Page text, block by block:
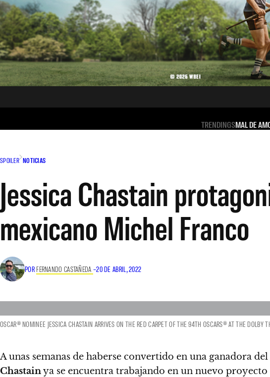
TRENDINGSMAL DE
SPOILER NOTICIAS
Jessica Chastain
mexicano Michel Franco
POR FERNANDO CASTAÑEDA –20 DE ABRIL, 2022
OSCAR® NOMINEE JESSICA CHASTAIN ARRIVES ON THE RED CARPET OF THE 94TH OSCARS® AT THE DOLBY
A unas semanas de haberse convertido en una ganadora
Chastainya se encuentra trabajando en un nuevo